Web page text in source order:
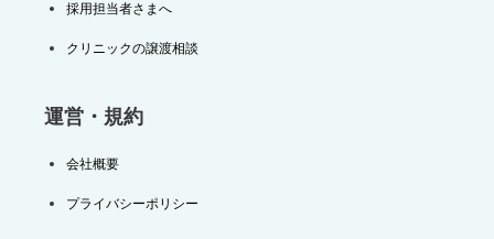
採用担当者さまへ
クリニックの譲渡相談
運営・規約
会社概要
プライバシーポリシー